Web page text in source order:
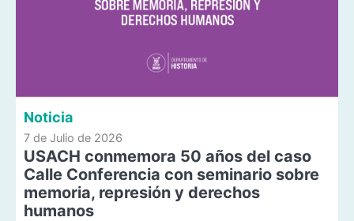
Noticia
7 de Julio de 2026
USACH conmemora 50 años del caso
Calle Conferencia con seminario sobre
memoria, represión y derechos
humanos